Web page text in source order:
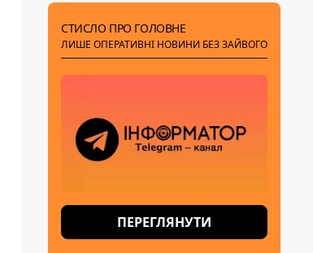
СТИСЛО ПРО ГОЛОВНЕ
ЛИШЕ ОПЕРАТИВНІ НОВИНИ БЕЗ ЗАЙВОГО
ПЕРЕГЛЯНУТИ